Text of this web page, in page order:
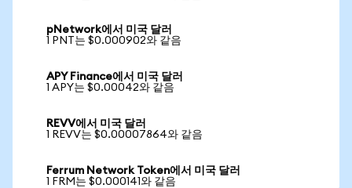
pNetwork에서 미국 달러
1 PNT는 $0.000902와 같음
APY Finance에서 미국 달러
1 APY는 $0.00042와 같음
REVV에서 미국 달러
1 REVV는 $0.00007864와 같음
Ferrum Network Token에서 미국 달러
1 FRM는 $0.000141와 같음